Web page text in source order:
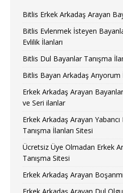
Bitlis Erkek Arkadaş Arayan
Bitlis Evlenmek İsteyen
Evlilik İlanları
Bitlis Dul Bayanlar Tanışma
Bitlis Bayan Arkadaş
Erkek Arkadaş Arayan
ve Seri ilanlar
Erkek Arkadaş Arayan
Tanışma İlanları Sitesi
Ücretsiz Üye Olmadan Erkek
Tanışma Sitesi
Erkek Arkadaş Arayan